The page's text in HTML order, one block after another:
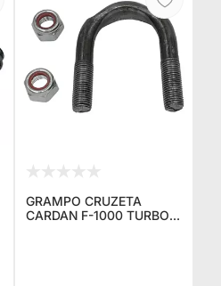
GRAMPO CRUZETA
CARDAN F-1000 TURBO *